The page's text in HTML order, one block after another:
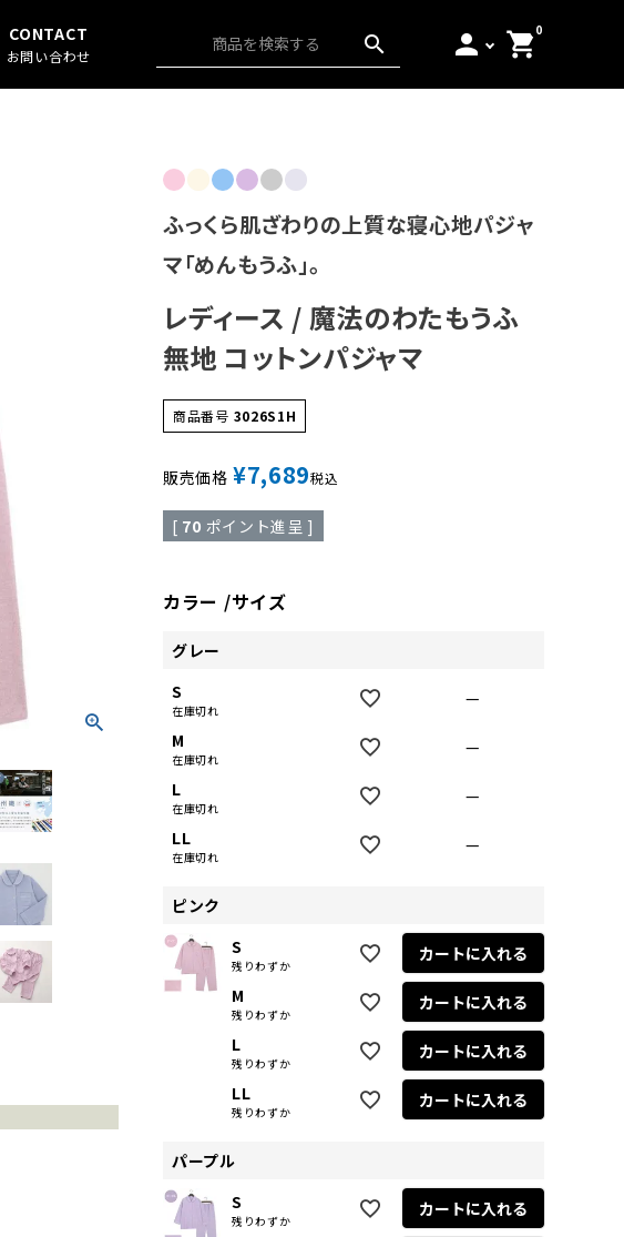
CONTACT
お問い合わせ search person 0
shopping_cart
ふっくら肌ざわりの上質な寝心地パジャ
マ「めんもうふ」。
レディース / 魔法のわたもうふ
無地 コットンパジャマ
商品番号 3026S1H
販売価格 ¥7,689税込
[ 70 ポイント進呈 ]
カラー サイズ
グレー
S
在庫切れ
—
M
在庫切れ
—
L
在庫切れ
—
LL
在庫切れ
—
ピンク
S
残りわずか
カートに入れる
M
残りわずか
カートに入れる
L
残りわずか
カートに入れる
LL
残りわずか
カートに入れる
パープル
S
残りわずか
カートに入れる